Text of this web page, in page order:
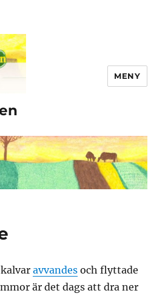
MENY
kalvaravvandes och flyttade
är det dags att dra ner